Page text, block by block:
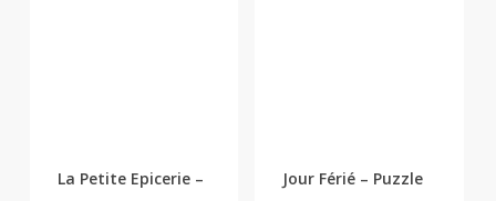
La Petite Epicerie – Jour Férié – Puzzle